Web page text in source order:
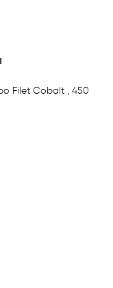
Filet Cobalt , 450